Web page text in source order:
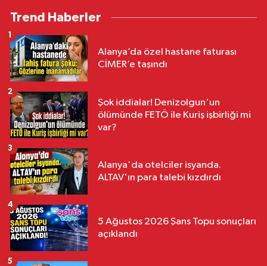
Trend Haberler
Alanya’da özel hastane faturası
CİMER’e taşındı
1
Şok iddialar! Denizolgun'un
ölümünde FETÖ ile Kuriş işbirliği mi
var?
2
Alanya'da otelciler isyanda.
ALTAV'ın para talebi kızdırdı
3
5 Ağustos 2026 Şans Topu sonuçları
açıklandı
4
5